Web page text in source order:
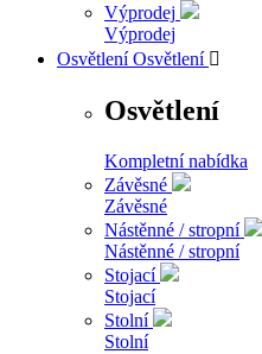
Výprodej
Výprodej
Osvětlení Osvětlení 
Osvětlení
Kompletní nabídka
Závěsné
Závěsné
Nástěnné / stropní
Nástěnné / stropní
Stojací
Stojací
Stolní
Stolní